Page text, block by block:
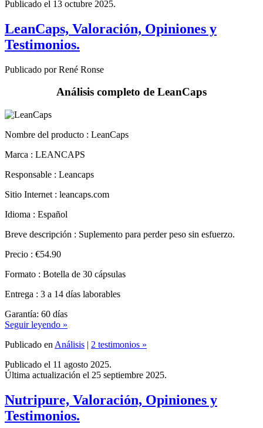
LeanCaps, Valoración, Opiniones y
Testimonios.
Publicado por René Ronse
Análisis completo de LeanCaps
Nombre del producto :
Marca : LEANCAPS
Responsable : Leancaps
Sitio Internet : leancaps.com
Idioma : Español
Breve descripción : Suplemento para perder peso sin esfuerzo.
Precio : €54.90
Formato : Botella de 30 cápsulas
Entrega : 3 a 14 días laborables
Garantía: 60 días
Publicado enAnálisis
Publicado el 11 agosto 2025.
Nutripure, Valoración, Opiniones y
Testimonios.
Publicado por René Ronse